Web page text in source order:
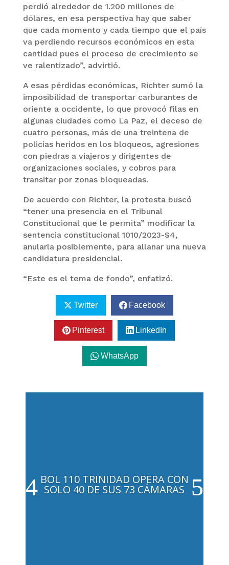
perdió alrededor de 1.200 millones de
dólares, en esa perspectiva hay que saber
que cada momento y cada tiempo que el país
va perdiendo recursos económicos en esta
cantidad pues el proceso de crecimiento se
ve ralentizado”, advirtió.
A esas pérdidas económicas, Richter sumó la
imposibilidad de transportar carburantes de
oriente a occidente, lo que provocó filas en
algunas ciudades como La Paz, el deceso de
cuatro personas, más de una treintena de
policías heridos en los bloqueos, agresiones
con piedras a viajeros y dirigentes de
organizaciones sociales, y cobros para
transitar por zonas bloqueadas.
De acuerdo con Richter, la protesta buscó
“tener una presencia en el Tribunal
Constitucional que le permita” modificar la
sentencia constitucional 1010/2023-S4,
anularla posiblemente, para allanar una nueva
candidatura presidencial.
“Este es el tema de fondo”, enfatizó.
Twitter Facebook
Pinterest LinkedIn
WhatsApp
BOL 110 TRINIDAD OPERA CON
SOLO 40 DE SUS 73 CÁMARAS